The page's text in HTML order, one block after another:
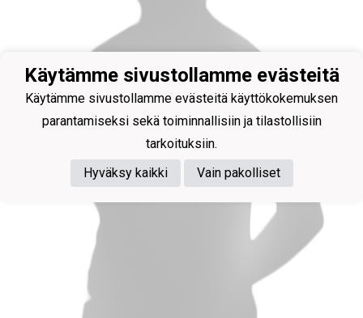
Käytämme sivustollamme evästeitä
Käytämme sivustollamme evästeitä käyttökokemuksen
parantamiseksi sekä toiminnallisiin ja tilastollisiin
tarkoituksiin.
Hyväksy kaikki
Vain pakolliset